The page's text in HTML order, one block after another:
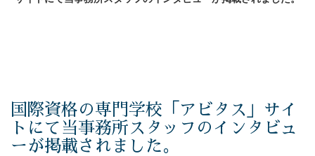
国際資格の専門学校「アビタス」サイ
トにて当事務所スタッフのインタビュ
ーが掲載されました。